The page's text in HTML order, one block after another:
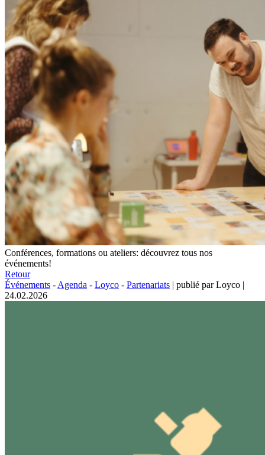
Conférences, formations ou ateliers: découvrez tous nos
événements!
Retour
Événements - Agenda - Loyco - Partenariats | publié par Loyco |
24.02.2026